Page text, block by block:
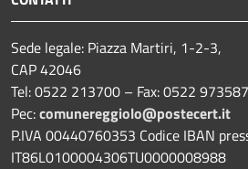
Sede legale: Piazza Martiri, 1-2-3,
CAP 42046
Tel: 0522 213700 – Fax: 0522 973587
Pec:comunereggiolo@postecert.it
P.IVA 00440760353 Codice IBAN
IT86L0100004306TU0000008988